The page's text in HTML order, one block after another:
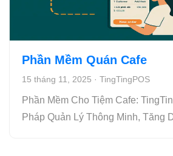
Phần Mềm Quán Cafe
15 tháng 11, 2025 · TingTingPOS
Phần Mềm Cho Tiệm Cafe:
Pháp Quản Lý Thông Minh, Tăng